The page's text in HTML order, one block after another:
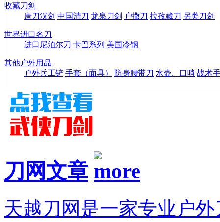
收藏刀剑
唐刀汉剑 中国清刀 龙泉刀剑 户撒刀 拉孜藏刀 另类刀剑
世界进口名刀
进口尼泊尔刀 卡巴系列 美国冷钢
其他户外用品
户外兵工铲 手套（面具） 防身腰带刀 水壶、口哨 战术
刀网文章
天越刀网是一家专业户